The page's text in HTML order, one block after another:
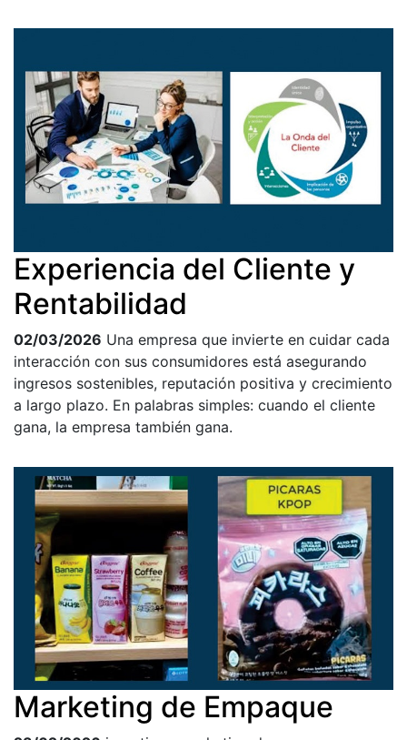
Experiencia del Cliente y
Rentabilidad
02/03/2026 Una empresa que invierte en cuidar cada
interacción con sus consumidores está asegurando
ingresos sostenibles, reputación positiva y crecimiento
a largo plazo. En palabras simples: cuando el cliente
gana, la empresa también gana.
Marketing de Empaque